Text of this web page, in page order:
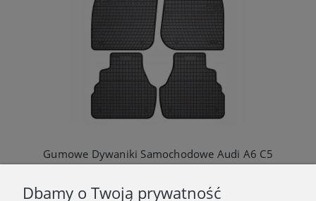
Gumowe Dywaniki Samochodowe Audi A6 C5
Dbamy o Twoją prywatność